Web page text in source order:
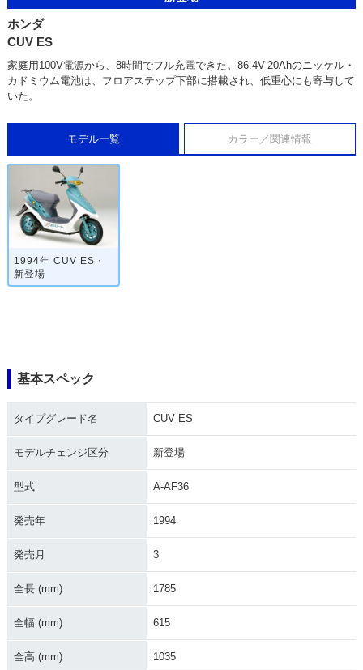
ホンダ
CUV ES
家庭用100V電源から、8時間でフル充電できた。86.4V-20Ahのニッケル・
カドミウム電池は、フロアステップ下部に搭載され、低重心にも寄与して
いた。
モデル一覧 カラー／関連情報
1994年 CUV ES・
新登場
基本スペック
タイプグレード名 CUV ES
モデルチェンジ区分 新登場
型式 A-AF36
発売年 1994
発売月 3
全長 (mm) 1785
全幅 (mm) 615
全高 (mm) 1035